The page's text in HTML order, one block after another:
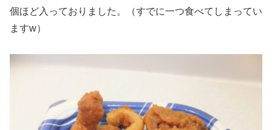
個ほど入っておりました。（すでに一つ食べてしまってい
ますw）